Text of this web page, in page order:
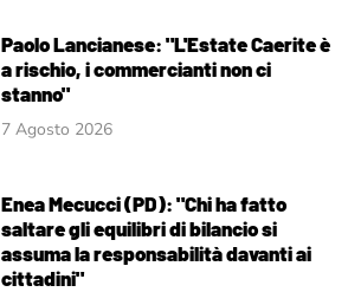
Paolo Lancianese: "L'Estate Caerite è
a rischio, i commercianti non ci
stanno"
7 Agosto 2026
Enea Mecucci (PD): "Chi ha fatto
saltare gli equilibri di bilancio si
assuma la responsabilità davanti ai
cittadini"